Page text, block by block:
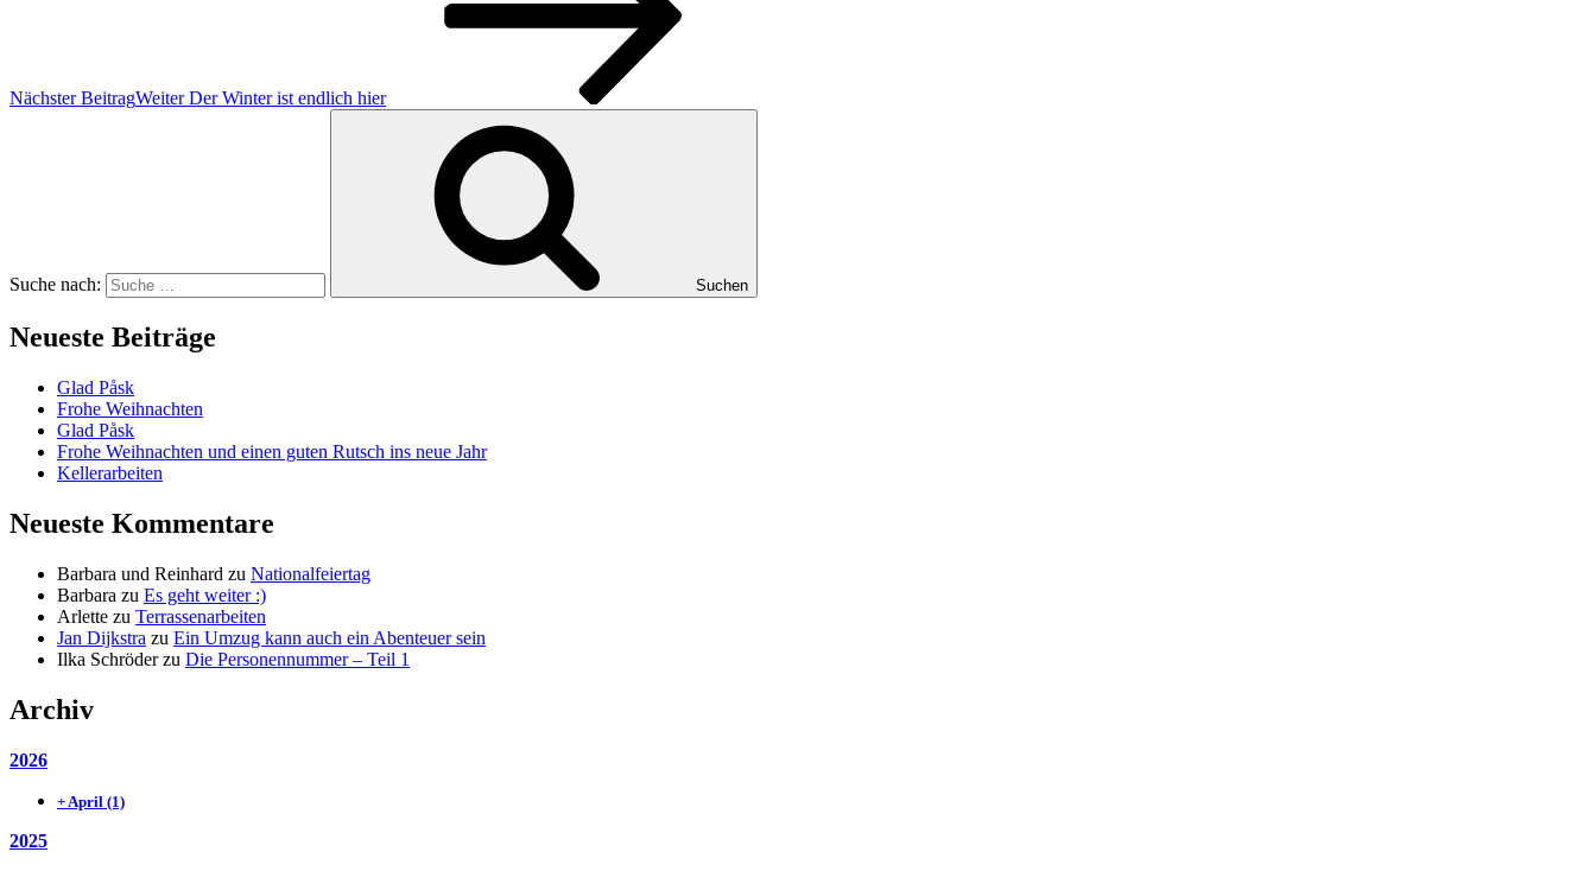
Nächster BeitragWeiter Der Winter ist endlich hier
Suche nach: Suchen
Neueste Beiträge
Glad Påsk
Frohe Weihnachten
Glad Påsk
Frohe Weihnachten und einen guten Rutsch ins neue Jahr
Kellerarbeiten
Neueste Kommentare
Barbara und Reinhard zu Nationalfeiertag
Barbara zu Es geht weiter :)
Arlette zu Terrassenarbeiten
Jan Dijkstra zu Ein Umzug kann auch ein Abenteuer sein
Ilka Schröderzu Die Personennummer – Teil 1
Archiv
2026
+ April (1)
2025